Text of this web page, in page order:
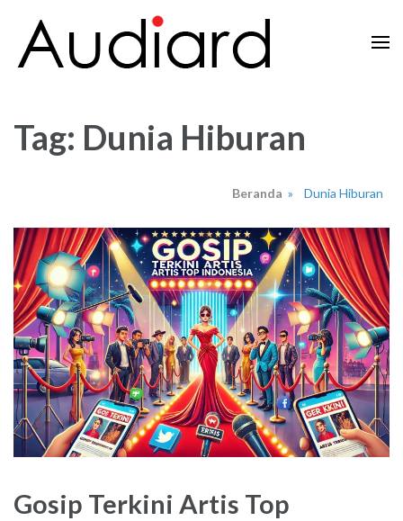
konten
Tag: Dunia Hiburan
Beranda » Dunia Hiburan
Gosip Terkini Artis Top